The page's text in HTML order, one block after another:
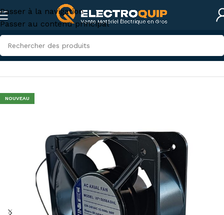
Passer à la navigation
Passer au contenu principal
Accueil/Électricité industrielle/Appareillage industriel
NOUVEAU